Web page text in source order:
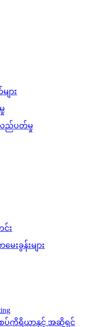
ား
ည်ပတ်မှု
း
းခွန်းများ
းစပ်ကိရိယာနှင့် အဆို့ရှင်